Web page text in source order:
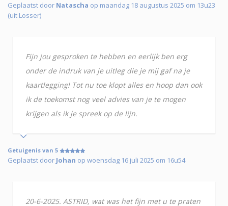
Geplaatst door Natascha op maandag 18 augustus 2025 om 13u23
(uit Losser)
Fijn jou gesproken te hebben en eerlijk ben erg
onder de indruk van je uitleg die je mij gaf na je
kaartlegging! Tot nu toe klopt alles en hoop dan ook
ik de toekomst nog veel advies van je te mogen
krijgen als ik je spreek op de lijn.
Getuigenis van 5
Geplaatst door Johan op woensdag 16 juli 2025 om 16u54
20-6-2025. ASTRID, wat was het fijn met u te praten